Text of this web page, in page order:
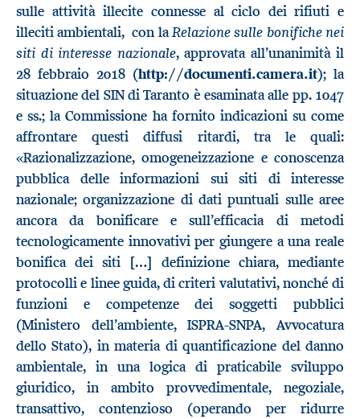
sulle attività illecite connesse al ciclo dei rifiuti e
illeciti ambientali, con laRelazione sulle bonifiche nei
siti di interesse nazionale, approvata all’unanimità il
28 febbraio 2018 (http://documenti.camera.it); la
situazione del SIN di Taranto è esaminata alle pp. 1047
e ss.; la Commissione ha fornito indicazioni su come
affrontare questi diffusi ritardi, tra le quali:
«Razionalizzazione, omogeneizzazione e conoscenza
pubblica delle informazioni sui siti di interesse
nazionale; organizzazione di dati puntuali sulle aree
ancora da bonificare e sull’efficacia di metodi
tecnologicamente innovativi per giungere a una reale
bonifica dei siti […] definizione chiara, mediante
protocolli e linee guida, di criteri valutativi, nonché di
funzioni e competenze dei soggetti pubblici
(Ministero dell’ambiente, ISPRA-SNPA, Avvocatura
dello Stato), in materia di quantificazione del danno
ambientale, in una logica di praticabile sviluppo
giuridico, in ambito provvedimentale, negoziale,
transattivo, contenzioso (operando per ridurre